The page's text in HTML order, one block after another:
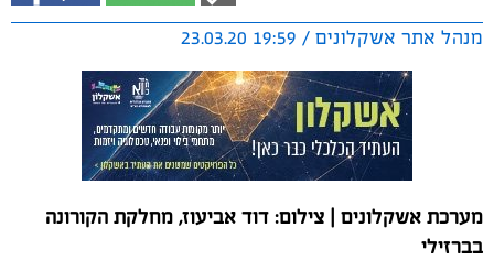
מנהל אתר אשקלונים / 19:59 23.03.20
מערכת אשקלונים | צילום: דוד אביעוז, מחלקת הקורונה
בברזילי